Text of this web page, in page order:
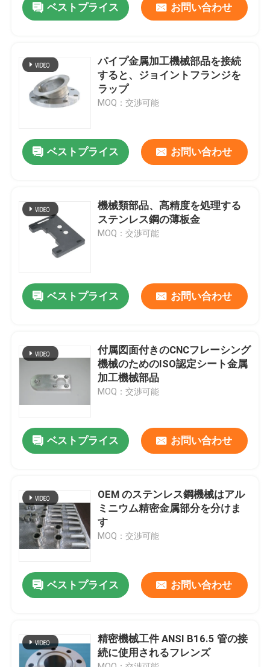
製品
企業情報
会社案内
お問い合わせ
見積依頼
Company News
海洋の Windows
ベストプライス お問い合わせ
パイプ金属加工機械部品を接続
すると、ジョイントフランジを
ラップ
MOQ：交渉可能
ベストプライス お問い合わせ
機械類部品、高精度を処理する
ステンレス鋼の薄板金
MOQ：交渉可能
ベストプライス お問い合わせ
付属図面付きのCNCフレーシング
機械のためのISO認定シート金属
加工機械部品
MOQ：交渉可能
ベストプライス お問い合わせ
OEM のステンレス鋼機械はアル
ミニウム精密金属部分を分けま
す
MOQ：交渉可能
ベストプライス お問い合わせ
精密機械工件 ANSI B16.5 管の接
続に使用されるフレンズ